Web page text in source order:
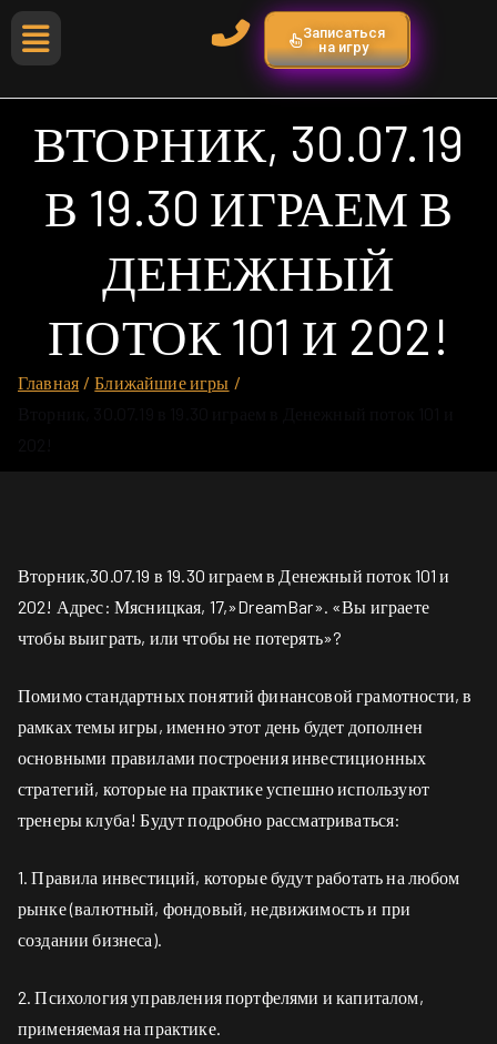
Записаться
на игру
ВТОРНИК, 30.07.19
В 19.30 ИГРАЕМ В
ДЕНЕЖНЫЙ
ПОТОК 101 И 202!
Главная
Ближайшие игры
Вторник,30.07.19 в 19.30 играем в Денежный поток 101 и
202! Адрес: Мясницкая, 17,»DreamBar». «Вы играете
чтобы выиграть, или чтобы не потерять»?
Помимо стандартных понятий финансовой грамотности, в
рамках темы игры, именно этот день будет дополнен
основными правилами построения инвестиционных
стратегий, которые на практике успешно используют
тренеры клуба! Будут подробно рассматриваться:
1. Правила инвестиций, которые будут работать на любом
рынке (валютный, фондовый, недвижимость и при
создании бизнеса).
2. Психология управления портфелями и капиталом,
применяемая на практике.